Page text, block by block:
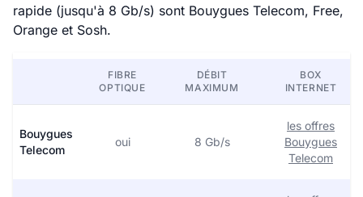
rapide (jusqu'à 8 Gb/s) sont Bouygues Telecom, Free,
Orange et Sosh.
FIBRE
OPTIQUE
DÉBIT
MAXIMUM
BOX
INTERNET
Bouygues
Telecom
oui 8 Gb/s
les offres
Bouygues
Telecom